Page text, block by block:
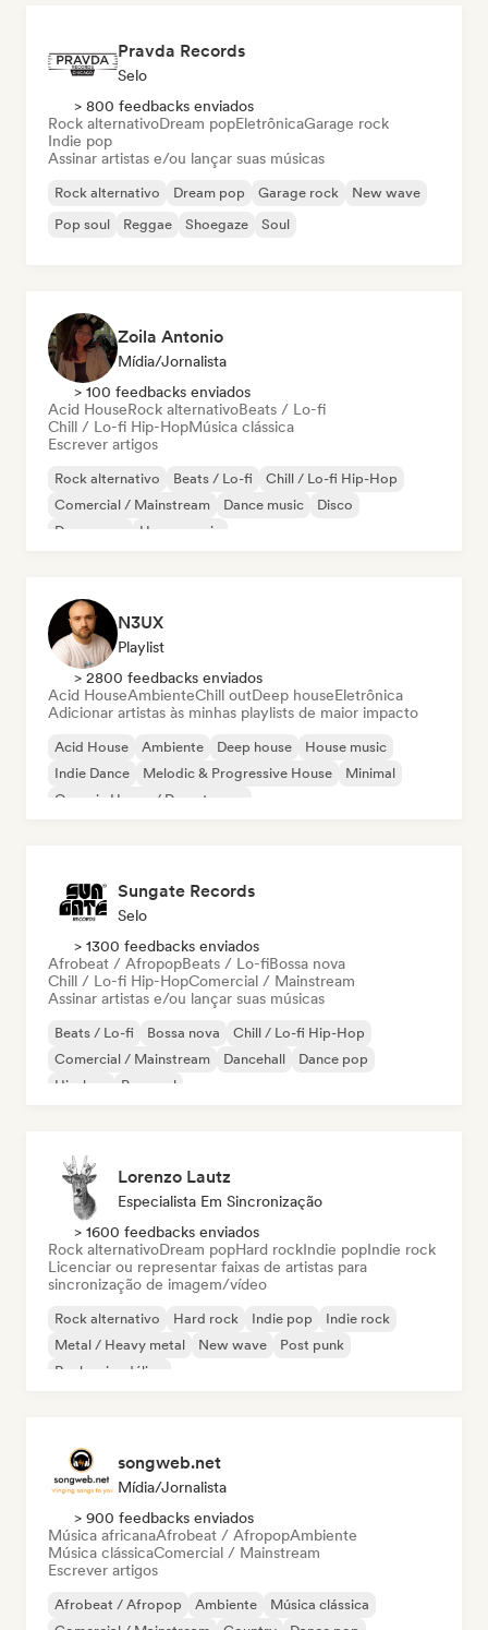
Pravda Records
Selo
> 800 feedbacks enviados
Rock alternativoDream popEletrônicaGarage rock
Indie pop
Assinar artistas e/ou lançar suas músicas
Rock alternativo Dream pop Garage rock
New wave
Pop soul
Reggae Shoegaze Soul
Zoila Antonio
Mídia/Jornalista
> 100 feedbacks enviados
Acid HouseRock alternativoBeats / Lo-fi
Chill / Lo-fi Hip-HopMúsica clássica
Escrever artigos
Rock alternativo Beats / Lo-fi
Chill / Lo-fi Hip-Hop
Comercial / Mainstream
Dance music
Disco
Dream pop
House music
N3UX
Playlist
> 2800 feedbacks enviados
Acid HouseAmbienteChill outDeep houseEletrônica
Adicionar artistas às minhas playlists de maior impacto
Acid House Ambiente Deep house
House music
Indie Dance
Melodic & Progressive House
Minimal
Organic House / Downtempo
Sungate Records
Selo
> 1300 feedbacks enviados
Afrobeat / AfropopBeats / Lo-fiBossa nova
Chill / Lo-fi Hip-HopComercial / Mainstream
Assinar artistas e/ou lançar suas músicas
Beats / Lo-fi Bossa nova
Chill / Lo-fi Hip-Hop
Comercial / Mainstream
Dancehall
Dance pop
Hip-hop
Pop soul
Lorenzo Lautz
Especialista Em Sincronização
> 1600 feedbacks enviados
Rock alternativoDream popHard rockIndie popIndie rock
Licenciar ou representar faixas de artistas para
sincronização de imagem/vídeo
Rock alternativo Hard rock Indie pop
Indie rock
Metal / Heavy metal
New wave
Post punk
Rock psicodélico
songweb.net
Mídia/Jornalista
> 900 feedbacks enviados
Música africanaAfrobeat / AfropopAmbiente
Música clássicaComercial / Mainstream
Escrever artigos
Afrobeat / Afropop Ambiente
Música clássica